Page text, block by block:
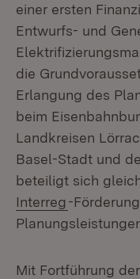
einer ersten
Entwurfs- und
die
Erlangung des
beim
Landkreisen
Basel-Stadt und
beteiligt sich
Interreg(Öffnet in
-
Mit Fortführung